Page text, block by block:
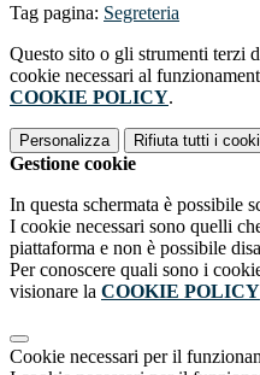
Tag pagina: Segreteria
Questo sito o gli strumenti terzi
cookie necessari al
COOKIE POLICY.
Personalizza Rifiuta tutti i
Gestione cookie
In questa schermata è possibile
I cookie necessari sono quelli
piattaforma e non è possibile
Per conoscere quali sono i
visionare la COOKIE POLICY
Cookie necessari per il